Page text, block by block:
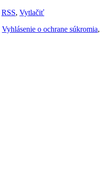
RSS, Vytlačiť
Vyhlásenie o ochrane súkromia,